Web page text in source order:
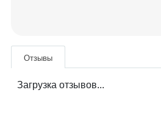
Отзывы
Загрузка отзывов...